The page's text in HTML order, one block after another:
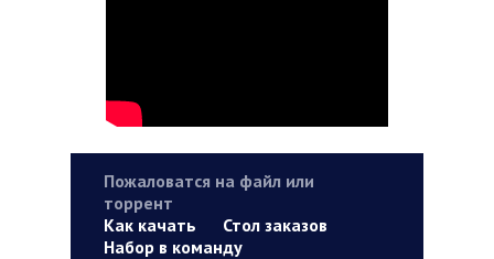
Пожаловатся на файл или
торрент
Как качать
Стол заказов
Набор в команду